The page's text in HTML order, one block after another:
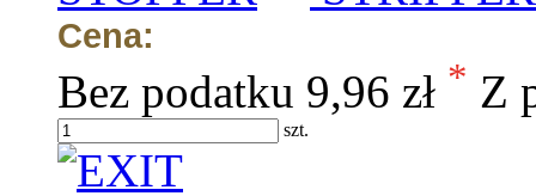
Cena:
Bez podatku 9,96 zł * Z
szt.